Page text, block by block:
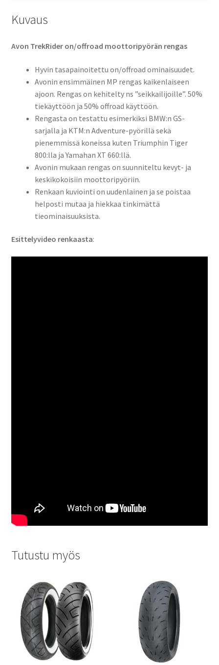
Kuvaus
Avon TrekRider on/offroad moottoripyörän rengas
Hyvin tasapainoitettu on/offroad ominaisuudet.
Avonin ensimmäinen MP rengas kaikenlaiseen
ajoon. Rengas on kehitelty ns ”seikkailijoille”. 50%
tiekäyttöön ja 50% offroad käyttöön.
Rengasta on testattu esimerkiksi BMW:n GS-
sarjalla ja KTM:n Adventure-pyörillä sekä
pienemmissä koneissa kuten Triumphin Tiger
800:lla ja Yamahan XT 660:llä.
Avonin mukaan rengas on suunniteltu kevyt- ja
keskikokoisiin moottoripyöriin.
Renkaan kuviointi on uudenlainen ja se poistaa
helposti mutaa ja hiekkaa tinkimättä
tieominaisuuksista.
Esittelyvideo renkaasta:
Tutustu myös